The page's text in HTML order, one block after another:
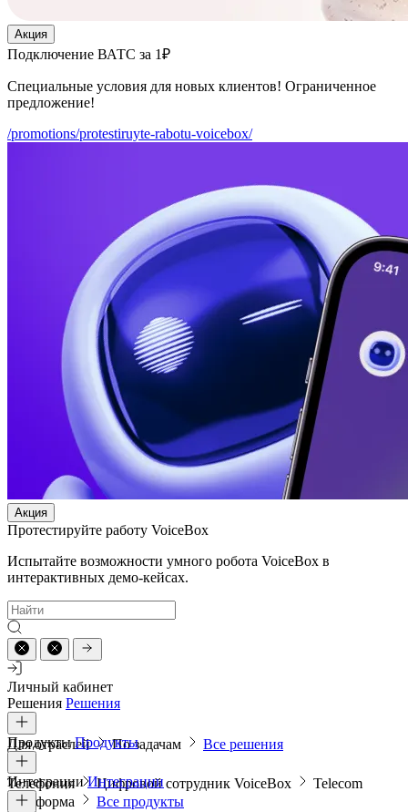
Акция
Подключение ВАТС за 1₽
Специальные условия для новых клиентов! Ограниченное
предложение!
/promotions/protestiruyte-rabotu-voicebox/
Акция
Протестируйте работу VoiceBox
Испытайте возможности умного робота VoiceBox в
интерактивных демо-кейсах.
Личный кабинет
Решения Решения
Для отраслей По задачам Все решения
ПродуктыПродукты
Телефония Цифровой сотрудник VoiceBox
Telecom
платформа
Все продукты
ИнтеграцииИнтеграции